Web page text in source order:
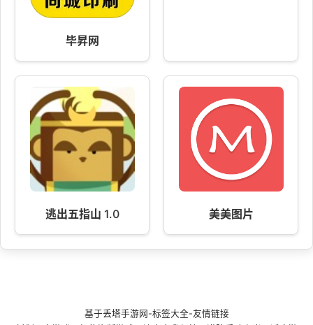
毕昇网
逃出五指山 1.0 美美图片
基于丢塔手游网 -标签大全-友情链接